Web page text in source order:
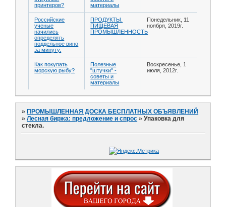
принтеров?
материалы
Российские
ученые
начились
определять
поддельное вино
за минуту.
ПРОДУКТЫ.
ПИЩЕВАЯ
ПРОМЫШЛЕННОСТЬ
Понедельник, 11
ноября, 2019г.
Как покупать
морскую рыбу?
Полезные
"штучки" -
советы и
материалы
Воскресенье, 1
июля, 2012г.
»ПРОМЫШЛЕННАЯ ДОСКА БЕСПЛАТНЫХ ОБЪЯВЛЕНИЙ
»Лесная биржа: предложение и спрос »Упаковка для
стекла.